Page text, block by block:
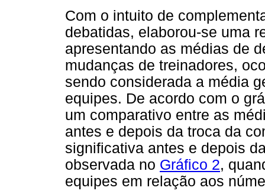
Com o intuito de
debatidas, elaborou-se uma
apresentando as médias de
mudanças de treinadores,
sendo considerada a média
equipes. De acordo com o
um comparativo entre as
antes e depois da troca da
significativa antes e depois
observada no Gráfico 2,
equipes em relação aos